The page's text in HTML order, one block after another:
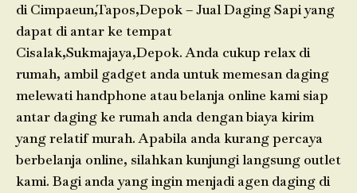
di Cimpaeun,Tapos,Depok – Jual Daging Sapi yang
dapat di antar ke tempat
Cisalak,Sukmajaya,Depok. Anda cukup relax di
rumah, ambil gadget anda untuk memesan daging
melewati handphone atau belanja online kami siap
antar daging ke rumah anda dengan biaya kirim
yang relatif murah. Apabila anda kurang percaya
berbelanja online, silahkan kunjungi langsung outlet
kami. Bagi anda yang ingin menjadi agen daging di